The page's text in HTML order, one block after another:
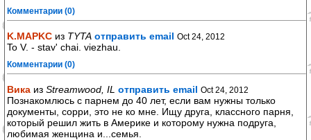
Комментарии (0)
K.MAPKC из TYTA отправить email Oct 24, 2012
To V. - stav' chai. viezhau.
Комментарии (0)
Вика из Streamwood, IL отправить email Oct 24, 2012
Познакомлюсь с парнем до 40 лет, если вам нужны только
документы, сорри, это не ко мне. Ищу друга, классного парня,
который решил жить в Америке и которому нужна подруга,
любимая женщина и...семья.